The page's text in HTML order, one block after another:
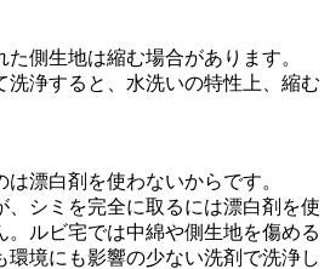
側生地は縮む場合があります。
洗浄すると、水洗いの特性上、縮む
漂白剤を使わないからです。
、シミを完全に取るには漂白剤を使
。ルビ宅では中綿や側生地を傷める
環境にも影響の少ない洗剤で洗浄し